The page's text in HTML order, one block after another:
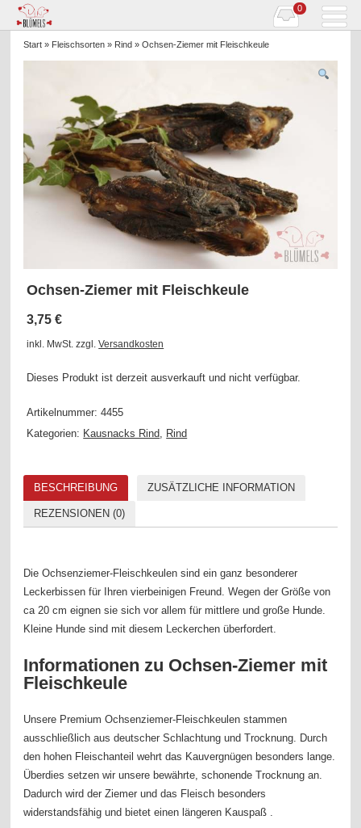
0
Start » Fleischsorten » Rind » Ochsen-Ziemer mit Fleischkeule
Ochsen-Ziemer mit Fleischkeule
3,75€
inkl. MwSt. zzgl.Versandkosten
Dieses Produkt ist derzeit ausverkauft und nicht verfügbar.
Artikelnummer:4455
Kategorien: Kausnacks Rind, Rind
BESCHREIBUNG ZUSÄTZLICHE INFORMATION
REZENSIONEN (0)
Die Ochsenziemer-Fleischkeulen sind ein ganz besonderer
Leckerbissen für Ihren vierbeinigen Freund. Wegen der Größe von
ca 20 cm eignen sie sich vor allem für mittlere und große Hunde.
Kleine Hunde sind mit diesem Leckerchen überfordert.
Informationen zu Ochsen-Ziemer mit
Fleischkeule
Unsere Premium Ochsenziemer-Fleischkeulen stammen
ausschließlich aus deutscher Schlachtung und Trocknung. Durch
den hohen Fleischanteil wehrt das Kauvergnügen besonders lange.
Überdies setzen wir unsere bewährte, schonende Trocknung an.
Dadurch wird der Ziemer und das Fleisch besonders
widerstandsfähig und bietet einen längeren Kauspaß .